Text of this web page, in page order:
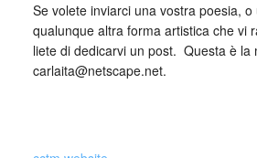
Se volete inviarci una vostra poesia, o
qualunque altra forma artistica che vi
liete di dedicarvi un post. Questa è la
carlaita@netscape.net.